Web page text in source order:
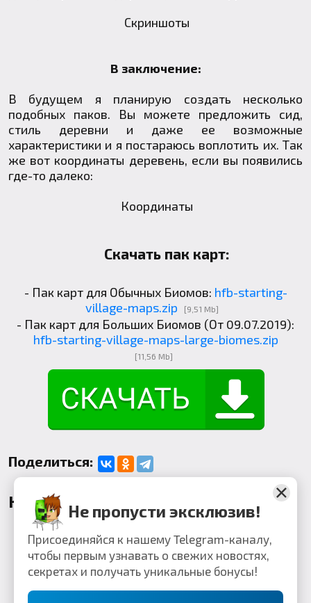
Скриншоты
В заключение:
В будущем я планирую создать несколько
подобных паков. Вы можете предложить сид,
стиль деревни и даже ее возможные
характеристики и я постараюсь воплотить их. Так
же вот координаты деревень, если вы появились
где-то далеко:
Координаты
Скачать пак карт:
- Пак карт для Обычных Биомов: hfb-starting-
village-maps.zip
[9,51 Mb]
- Пак карт для Больших Биомов (От 09.07.2019):
hfb-starting-village-maps-large-biomes.zip
[11,56 Mb]
Поделиться:
КомментарииНе пропусти эксклюзив!
Присоединяйся к нашему Telegram-каналу,
чтобы первым узнавать о свежих новостях,
секретах и получать уникальные бонусы!